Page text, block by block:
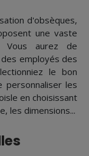
d'obsèques,
une vaste
Vous aurez de
employés des
le bon
personnaliser les
en choisissant
les dimensions...